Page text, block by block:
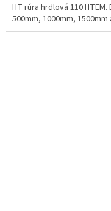
HT rúra hrdlová 110
500mm, 1000mm, 1500mm